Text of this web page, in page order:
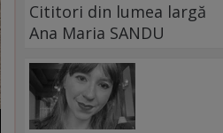
Cititori din lumea largă
Ana Maria SANDU